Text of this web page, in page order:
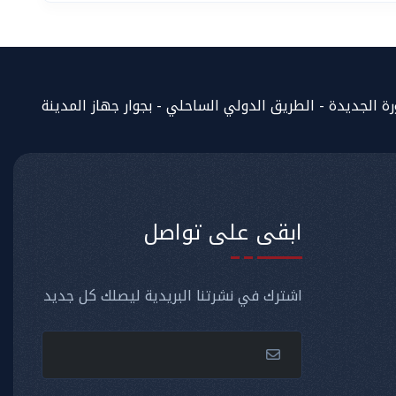
الجديدة - الطريق الدولي الساحلي - بجوار جهاز المدينة
ابقى على تواصل
اشترك في نشرتنا البريدية ليصلك كل جديد
المساعد الذكي (NMU)